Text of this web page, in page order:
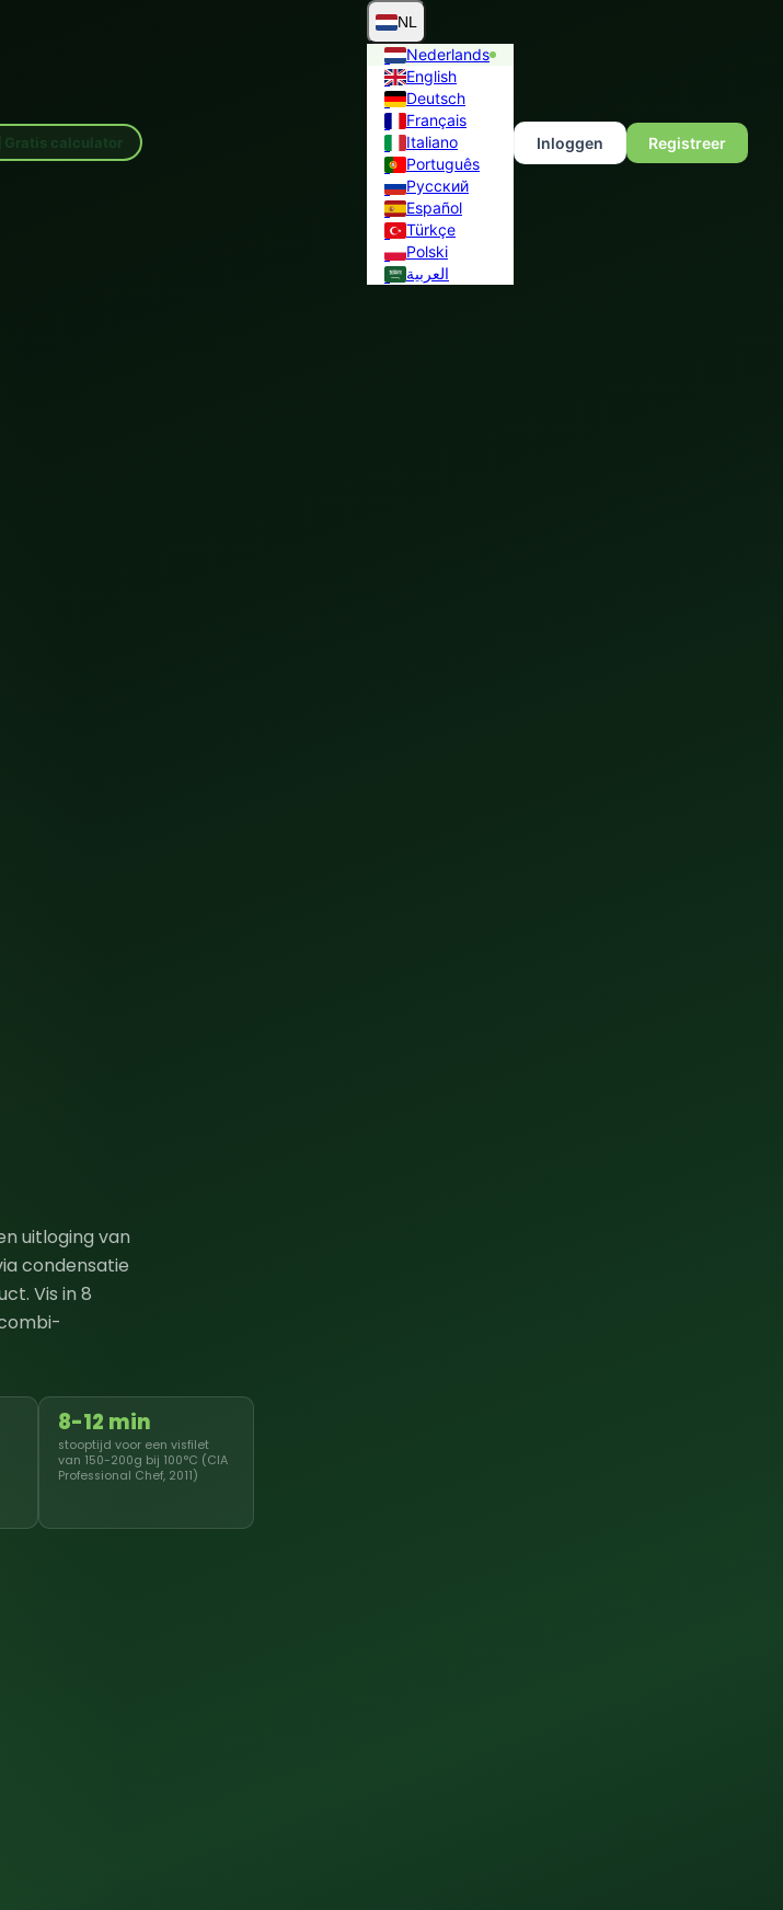
Gratis calculator
NL
Nederlands
English
Deutsch
Français
Italiano
Português
Русский
Español
Türkçe
Polski
العربية
Inloggen Registreer
uitloging van
condensatie
Vis in 8
8-12 min
stooptijd voor een visfilet
van 150-200g bij 100°C (CIA
Professional Chef, 2011)